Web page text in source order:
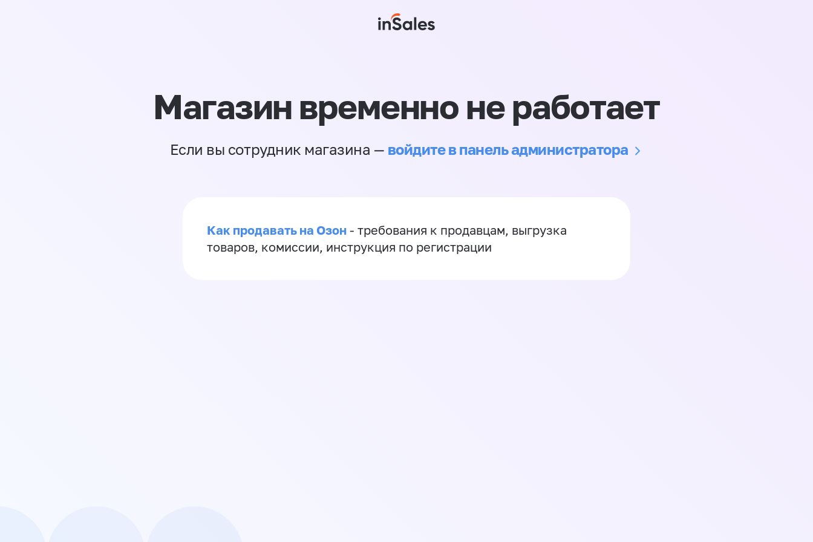
Магазин временно не работает
Если вы сотрудник магазина — войдите в панель администратора
Как продавать на Озон - требования к продавцам, выгрузка
товаров, комиссии, инструкция по регистрации